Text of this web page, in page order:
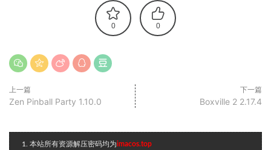
0 0
上一篇
Zen Pinball Party 1.10.0
下一篇
Boxville 2 2.17.4
1. 本站所有资源解压密码均为imacos.top